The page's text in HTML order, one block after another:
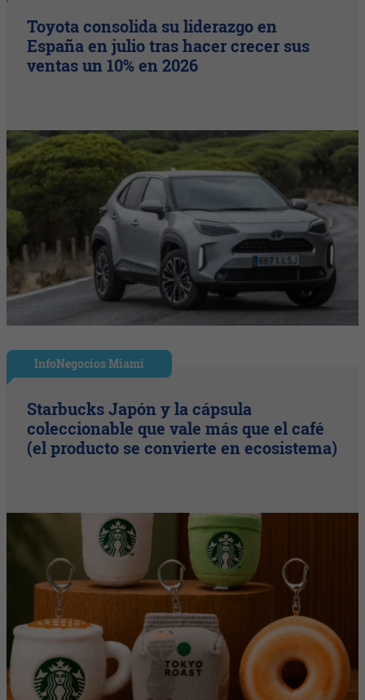
Toyota consolida su liderazgo en
España en julio tras hacer crecer sus
ventas un 10% en 2026
InfoNegocios Miami
Starbucks Japón y la cápsula
coleccionable que vale más que el café
(el producto se convierte en ecosistema)